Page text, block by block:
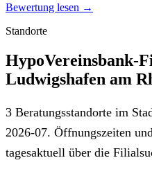
Bewertung lesen →
Standorte
HypoVereinsbank-
Ludwigshafen am
3 Beratungsstandorte im
2026-07. Öffnungszeiten
tagesaktuell über die